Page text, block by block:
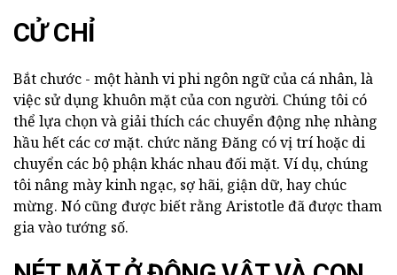
CỬ CHỈ
Bắt chước - một hành vi phi ngôn ngữ của cá nhân, là
việc sử dụng khuôn mặt của con người. Chúng tôi có
thể lựa chọn và giải thích các chuyển động nhẹ nhàng
hầu hết các cơ mặt. chức năng Đăng có vị trí hoặc di
chuyển các bộ phận khác nhau đối mặt. Ví dụ, chúng
tôi nâng mày kinh ngạc, sợ hãi, giận dữ, hay chúc
mừng. Nó cũng được biết rằng Aristotle đã được tham
gia vào tướng số.